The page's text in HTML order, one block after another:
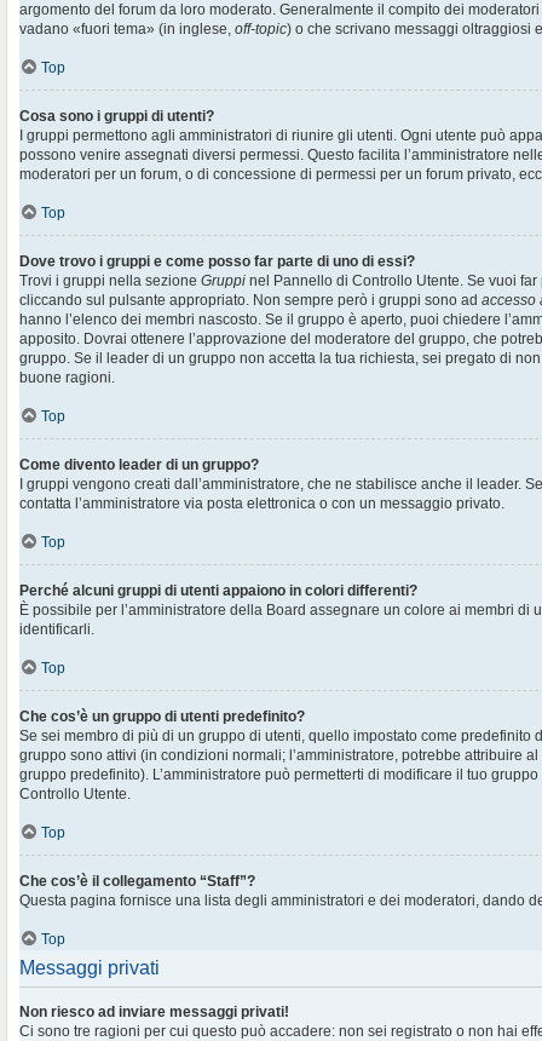
argomento del forum da loro moderato. Generalmente il compito dei
vadano «fuori tema» (in inglese, off-topic) o che scrivano messaggi oltraggiosi
Top
Cosa sono i gruppi di utenti?
I gruppi permettono agli amministratori di riunire gli utenti. Ogni utente può
possono venire assegnati diversi permessi. Questo facilita l’amministratore
moderatori per un forum, o di concessione di permessi per un forum privato,
Top
Dove trovo i gruppi e come posso far parte di uno di essi?
Trovi i gruppi nella sezione Gruppi nel Pannello di Controllo Utente. Se vuoi
cliccando sul pulsante appropriato. Non sempre però i gruppi sono ad accesso
hanno l’elenco dei membri nascosto. Se il gruppo è aperto, puoi chiedere
apposito. Dovrai ottenere l’approvazione del moderatore del gruppo, che
gruppo. Se il leader di un gruppo non accetta la tua richiesta, sei pregato di
buone ragioni.
Top
Come divento leader di un gruppo?
I gruppi vengono creati dall’amministratore, che ne stabilisce anche il leader.
contatta l’amministratore via posta elettronica o con un messaggio privato.
Top
Perché alcuni gruppi di utenti appaiono in colori differenti?
È possibile per l’amministratore della Board assegnare un colore ai membri di
identificarli.
Top
Che cos’è un gruppo di utenti predefinito?
Se sei membro di più di un gruppo di utenti, quello impostato come predefinito
gruppo sono attivi (in condizioni normali; l’amministratore, potrebbe attribuire
gruppo predefinito). L’amministratore può permetterti di modificare il tuo
Controllo Utente.
Top
Che cos’è il collegamento “Staff”?
Questa pagina fornisce una lista degli amministratori e dei moderatori, dando
Top
Messaggi privati
Non riesco ad inviare messaggi privati!
Ci sono tre ragioni per cui questo può accadere: non sei registrato o non hai